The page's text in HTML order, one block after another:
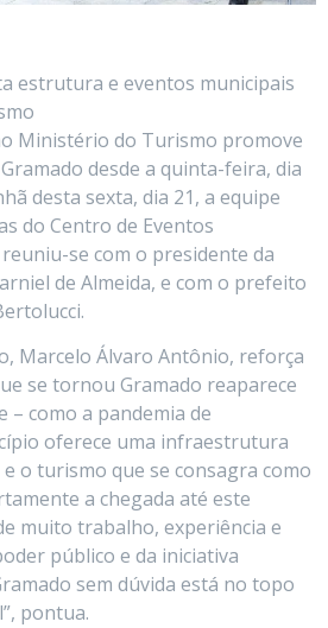
estrutura e eventos municipais
Ministério do Turismo promove
desde a quinta-feira, dia
desta sexta, dia 21, a equipe
do Centro de Eventos
se com o presidente da
de Almeida, e com o prefeito
Marcelo Álvaro Antônio, reforça
se tornou Gramado reaparece
– como a pandemia de
oferece uma infraestrutura
o turismo que se consagra como
a chegada até este
muito trabalho, experiência e
público e da iniciativa
sem dúvida está no topo
pontua.